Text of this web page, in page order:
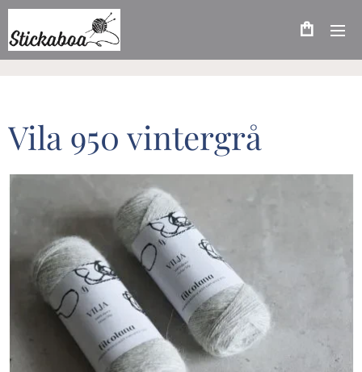
Vila 950 vintergrå